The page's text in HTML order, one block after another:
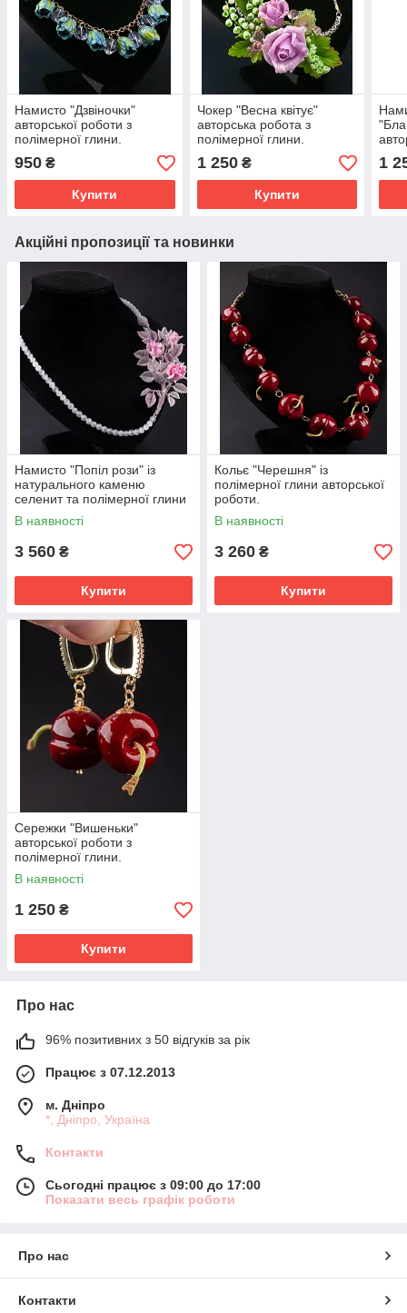
Намисто "Дзвіночки"
авторської роботи з
полімерної глини.
950 ₴
Купити
Чокер "Весна квітує"
авторська робота з
полімерної глини.
1 250₴
Купити
1
Акційні пропозиції та новинки
Намисто "Попіл рози" із
натурального каменю
селенит та полімерної глини
авторської роботи.
В наявності
3 560 ₴
Купити
Кольє "Черешня" із
полімерної глини авторської
роботи.
В наявності
3 260 ₴
Купити
Сережки "Вишеньки"
авторської роботи з
полімерної глини.
В наявності
1 250 ₴
Купити
Про нас
96% позитивних з 50 відгуків за рік
Працює з 07.12.2013
м. Дніпро
*, Дніпро, Україна
Контакти
Сьогодні працює з 09:00 до 17:00
Показати весь графік роботи
Про нас
Контакти